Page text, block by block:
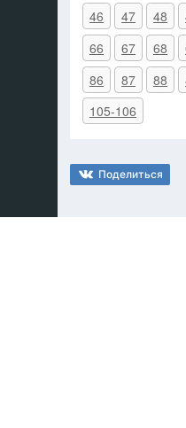
46
47 48
66
67 68
86
87 88
105-106
Поделиться